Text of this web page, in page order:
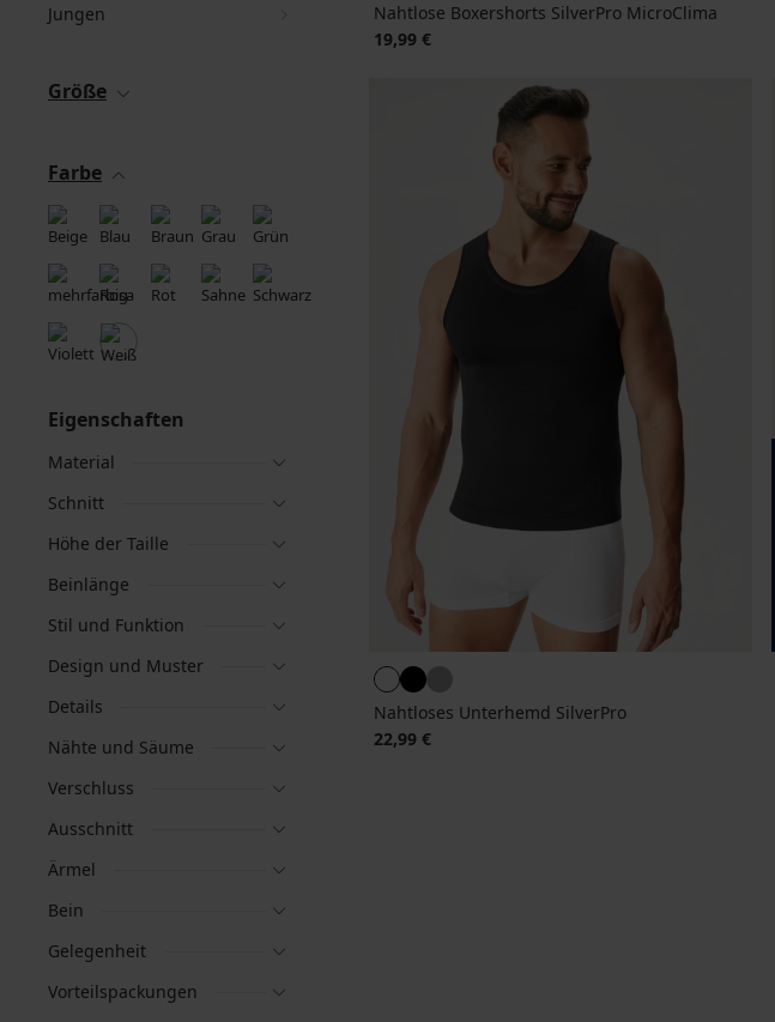
Jungen
Größe
Farbe
Eigenschaften
Material
Schnitt
Höhe der Taille
Beinlänge
Stil und Funktion
Design und Muster
Details
Nähte und Säume
Verschluss
Ausschnitt
Ärmel
Bein
Gelegenheit
Vorteilspackungen
Nahtlose Boxershorts SilverPro MicroClima
19,99 €
Nahtloses Unterhemd SilverPro
22,99 €